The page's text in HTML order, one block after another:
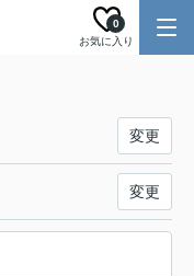
お気に入り
0
変更
変更